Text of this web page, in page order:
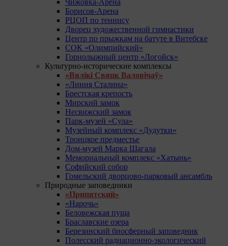
Чижовка-Арена
Борисов-Арена
РЦОП по теннису
Дворец художественной гимнастики
Центр по прыжкам на батуте в Витебске
СОК «Олимпийский»
Горнолыжный центр «Логойск»
Культурно-исторические комплексы
«Вялікі Свяцк Валовічаў»
«Линия Сталина»
Брестская крепость
Мирский замок
Несвижский замок
Парк-музей «Сула»
Музейный комплекс «Дудутки»
Троицкое предместье
Дом-музей Марка Шагала
Мемориальный комплекс «Хатынь»
Софийский собор
Гомельский дворцово-парковый ансамбль
Природные заповедники
«Припятский»
«Нарочь»
Беловежская пуща
Браславские озера
Березинский биосферный заповедник
Полесский радиационно-экологический